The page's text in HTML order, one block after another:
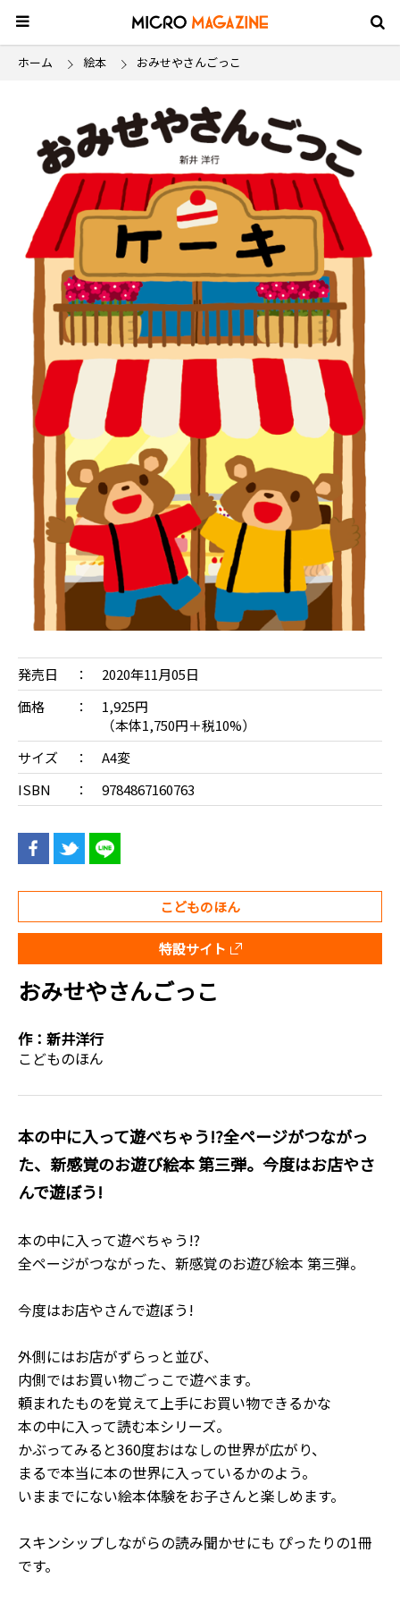
ホーム 絵本 おみせやさんごっこ
発売日
2020年11月05日
価格
1,925円
（本体1,750円＋税10%）
サイズ
A4変
ISBN
9784867160763
こどものほん
特設サイト
おみせやさんごっこ
作： 新井洋行
こどものほん
本の中に入って遊べちゃう!?全ページがつながっ
た、新感覚のお遊び絵本 第三弾。今度はお店やさ
んで遊ぼう!
本の中に入って遊べちゃう!?
全ページがつながった、新感覚のお遊び絵本 第三弾。
今度はお店やさんで遊ぼう!
外側にはお店がずらっと並び、
内側ではお買い物ごっこで遊べます。
頼まれたものを覚えて上手にお買い物できるかな
本の中に入って読む本シリーズ。
かぶってみると360度おはなしの世界が広がり、
まるで本当に本の世界に入っているかのよう。
いままでにない絵本体験をお子さんと楽しめます。
スキンシップしながらの読み聞かせにも ぴったりの1冊
です。